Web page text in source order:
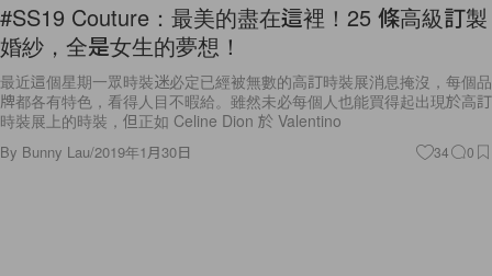
#SS19 Couture：最美的盡在這裡！25 條高級訂製
婚紗，全是女生的夢想！
最近這個星期一眾時裝迷必定已經被無數的高訂時裝展消息掩沒，每個品
牌都各有特色，看得人目不暇給。雖然未必每個人也能買得起出現於高訂
時裝展上的時裝，但正如 Celine Dion 於 Valentino
By Bunny Lau/2019年1月30日 34 0